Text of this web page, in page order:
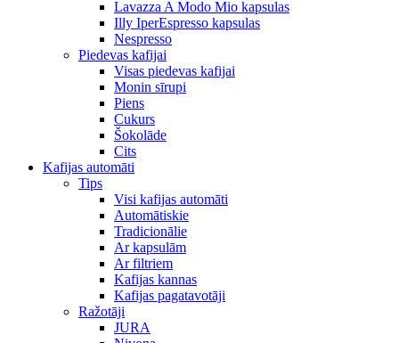
Lavazza A Modo Mio kapsulas
Illy IperEspresso kapsulas
Nespresso
Piedevas kafijai
Visas piedevas kafijai
Monin sīrupi
Piens
Cukurs
Šokolāde
Cits
Kafijas automāti
Tips
Visi kafijas automāti
Automātiskie
Tradicionālie
Ar kapsulām
Ar filtriem
Kafijas kannas
Kafijas pagatavotāji
Ražotāji
JURA